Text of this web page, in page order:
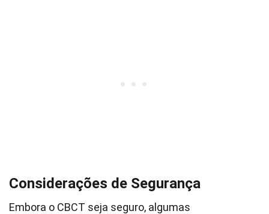
Considerações de Segurança
Embora o CBCT seja seguro, algumas